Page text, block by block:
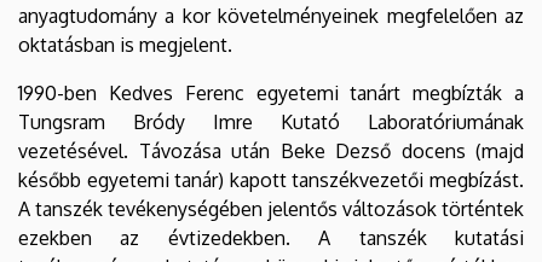
anyagtudomány a kor követelményeinek megfelelően az
oktatásban is megjelent.
1990-ben Kedves Ferenc egyetemi tanárt megbízták a
Tungsram Bródy Imre Kutató Laboratóriumának
vezetésével. Távozása után Beke Dezső docens (majd
később egyetemi tanár) kapott tanszékvezetői megbízást.
A tanszék tevékenységében jelentős változások történtek
ezekben az évtizedekben. A tanszék kutatási